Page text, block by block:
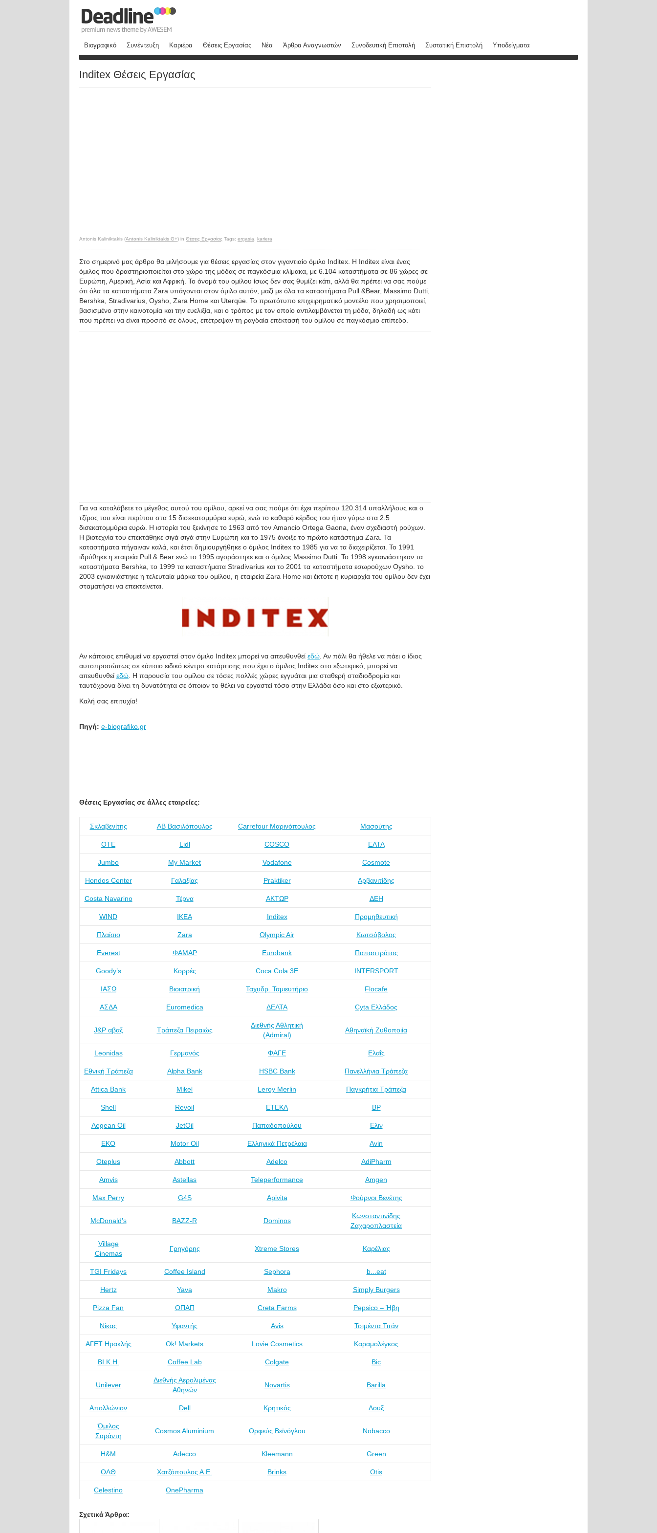
Βιογραφικό Συνέντευξη Καριέρα Θέσεις Εργασίας Νέα Άρθρα Αναγνωστών Συνοδευτική Επιστολή Συστατική Επιστολή Υποδείγματα
Inditex Θέσεις Εργασίας
Antonis Kaliniktakis (Antonis Kaliniktakis G+) in Θέσεις Εργασίας Tags: ergasia kariera
Στο σημερινό μας άρθρο θα μιλήσουμε για θέσεις εργασίας στον γιγαντιαίο όμιλο Inditex. Η Inditex είναι ένας
όμιλος που δραστηριοποιείται στο χώρο της μόδας σε παγκόσμια κλίμακα, με 6.104 καταστήματα σε 86 χώρες σε
Ευρώπη, Αμερική, Ασία και Αφρική. Το όνομά του ομίλου ίσως δεν σας θυμίζει κάτι, αλλά θα πρέπει να σας πούμε
ότι όλα τα καταστήματα Zara υπάγονται στον όμιλο αυτόν, μαζί με όλα τα καταστήματα Pull &Bear, Massimo Dutti,
Bershka, Stradivarius, Oysho, Zara Home και Uterqüe. Το πρωτότυπο επιχειρηματικό μοντέλο που χρησιμοποιεί,
βασισμένο στην καινοτομία και την ευελιξία, και ο τρόπος με τον οποίο αντιλαμβάνεται τη μόδα, δηλαδή ως κάτι
που πρέπει να είναι προσιτό σε όλους, επέτρεψαν τη ραγδαία επέκτασή του ομίλου σε παγκόσμιο επίπεδο.
Για να καταλάβετε το μέγεθος αυτού του ομίλου, αρκεί να σας πούμε ότι έχει περίπου 120.314 υπαλλήλους και ο
τζίρος του είναι περίπου στα 15 δισεκατομμύρια ευρώ, ενώ το καθαρό κέρδος του ήταν γύρω στα 2.5
δισεκατομμύρια ευρώ. Η ιστορία του ξεκίνησε το 1963 από τον Amancio Ortega Gaona, έναν σχεδιαστή ρούχων.
Η βιοτεχνία του επεκτάθηκε σιγά σιγά στην Ευρώπη και το 1975 άνοιξε το πρώτο κατάστημα Zara. Τα
καταστήματα πήγαιναν καλά, και έτσι δημιουργήθηκε ο όμιλος Inditex το 1985 για να τα διαχειρίζεται. Το 1991
ιδρύθηκε η εταιρεία Pull & Bear ενώ το 1995 αγοράστηκε και ο όμιλος Massimo Dutti. To 1998 εγκαινιάστηκαν τα
καταστήματα Bershka, το 1999 τα καταστήματα Stradivarius και το 2001 τα καταστήματα εσωρούχων Oysho. το
2003 εγκαινιάστηκε η τελευταία μάρκα του ομίλου, η εταιρεία Zara Home και έκτοτε η κυριαρχία του ομίλου δεν έχει
σταματήσει να επεκτείνεται.
Αν κάποιος επιθυμεί να εργαστεί στον όμιλο Inditex μπορεί να απευθυνθεί εδώ . Αν πάλι θα ήθελε να πάει ο ίδιος
αυτοπροσώπως σε κάποιο ειδικό κέντρο κατάρτισης που έχει ο όμιλος Inditex στο εξωτερικό, μπορεί να
απευθυνθεί εδώ . Η παρουσία του ομίλου σε τόσες πολλές χώρες εγγυάται μια σταθερή σταδιοδρομία και
ταυτόχρονα δίνει τη δυνατότητα σε όποιον το θέλει να εργαστεί τόσο στην Ελλάδα όσο και στο εξωτερικό.
Καλή σας επιτυχία!
Πηγή: e-biografiko.gr
Θέσεις Εργασίας σε άλλες εταιρείες:
Σκλαβενίτης ΑΒ Βασιλόπουλος Carrefour Μαρινόπουλος Μασούτης
ΟΤΕ Lidl COSCO ΕΛΤΑ
Jumbo My Market Vodafone Cosmote
Hondos Center Γαλαξίας Praktiker Αρβανιτίδης
Costa Navarino Τέρνα ΑΚΤΩΡ ΔΕΗ
WIND IKEA Inditex Προμηθευτική
Πλαίσιο Zara Olympic Air Κωτσόβολος
Everest ΦΑΜΑΡ Eurobank Παπαστράτος
Goody’s Κορρές Coca Cola 3Ε INTERSPORT
ΙΑΣΩ Βιοιατρική Ταχυδρ. Ταμιευτήριο Flocafe
ΑΣΔΑ Euromedica ΔΕΛΤΑ Cyta Ελλάδος
J&P αβαξ Τράπεζα Πειραιώς
Διεθνής Αθλητική
(Admiral)
Αθηναϊκή Ζυθοποιία
Leonidas Γερμανός ΦΑΓΕ Ελαΐς
Εθνική Τράπεζα Alpha Bank HSBC Bank Πανελλήνια Τράπεζα
Attica Bank Mikel Leroy Merlin Παγκρήτια Τράπεζα
Shell Revoil ΕΤΕΚΑ BP
Aegean Oil JetOil Παπαδοπούλου Ελιν
ΕΚΟ Motor Oil Ελληνικά Πετρέλαια Avin
Oteplus Abbott Adelco AdiPharm
Amvis Astellas Teleperformance Amgen
Max Perry G4S Apivita Φούρνοι Βενέτης
McDonald’s BAZZ-R Dominos
Κωνσταντινίδης
Ζαχαροπλαστεία
Village
Cinemas
Γρηγόρης Xtreme Stores Καρέλιας
TGI Fridays Coffee Island Sephora b...eat
Hertz Yava Makro Simply Burgers
Pizza Fan ΟΠΑΠ Creta Farms Pepsico – Ήβη
Νίκας Υφαντής Avis Τσιμέντα Τιτάν
ΑΓΕΤ Ηρακλής Ok! Markets Lovie Cosmetics Καραμολέγκος
ΒΙ.Κ.Η. Coffee Lab Colgate Bic
Unilever
Διεθνής Αερολιμένας
Αθηνών
Novartis Barilla
Απολλώνιον Dell Κρητικός Λουξ
Όμιλος
Σαράντη
Cosmos Aluminium Ορφεύς Βεϊνόγλου Nobacco
H&M Adecco Kleemann Green
ΟΛΘ Χατζόπουλος Α.Ε. Brinks Otis
Celestino OnePharma
Σχετικά Άρθρα: